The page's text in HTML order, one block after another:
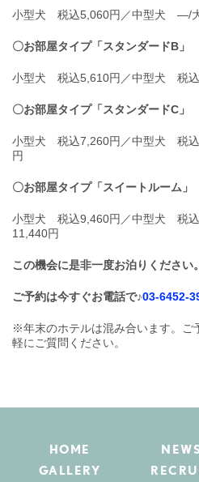
小型犬 税込5,060円／中型犬
〇お部屋タイプ「スタンダードB」
小型犬 税込5,610円／中型犬 税
〇お部屋タイプ「スタンダードC」
小型犬 税込7,260円／中型犬 税
円
〇お部屋タイプ「スイートルーム」
小型犬 税込9,460円／中型犬 税
11,440円
この機会に是非一度お泊りください。
ご予約は今すぐお電話で♪03-6452-
※年末のホテルは混み合います。ご
軽にご質問ください。
HOME NEWS
GALLERY